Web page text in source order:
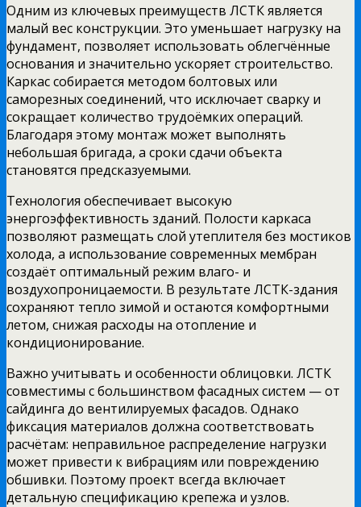
Одним из ключевых преимуществ ЛСТК является
малый вес конструкции. Это уменьшает нагрузку на
фундамент, позволяет использовать облегчённые
основания и значительно ускоряет строительство.
Каркас собирается методом болтовых или
саморезных соединений, что исключает сварку и
сокращает количество трудоёмких операций.
Благодаря этому монтаж может выполнять
небольшая бригада, а сроки сдачи объекта
становятся предсказуемыми.
Технология обеспечивает высокую
энергоэффективность зданий. Полости каркаса
позволяют размещать слой утеплителя без мостиков
холода, а использование современных мембран
создаёт оптимальный режим влаго- и
воздухопроницаемости. В результате ЛСТК-здания
сохраняют тепло зимой и остаются комфортными
летом, снижая расходы на отопление и
кондиционирование.
Важно учитывать и особенности облицовки. ЛСТК
совместимы с большинством фасадных систем — от
сайдинга до вентилируемых фасадов. Однако
фиксация материалов должна соответствовать
расчётам: неправильное распределение нагрузки
может привести к вибрациям или повреждению
обшивки. Поэтому проект всегда включает
детальную спецификацию крепежа и узлов.